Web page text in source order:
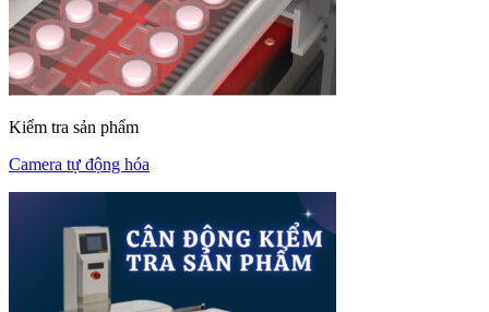
Kiểm tra sản phẩm
Camera tự động hóa